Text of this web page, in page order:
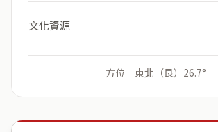
文化資源
方位 東北（艮）26.7°